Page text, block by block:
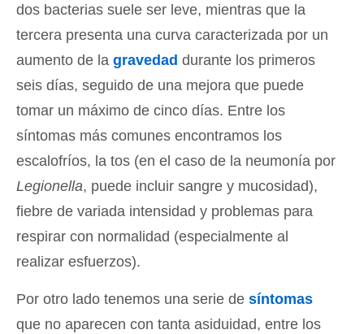
dos bacterias suele ser leve, mientras que la
tercera presenta una curva caracterizada por un
aumento de la gravedad durante los primeros
seis días, seguido de una mejora que puede
tomar un máximo de cinco días. Entre los
síntomas más comunes encontramos los
escalofríos, la tos (en el caso de la neumonía por
Legionella, puede incluir sangre y mucosidad),
fiebre de variada intensidad y problemas para
respirar con normalidad (especialmente al
realizar esfuerzos).
Por otro lado tenemos una serie de síntomas
que no aparecen con tanta asiduidad, entre los